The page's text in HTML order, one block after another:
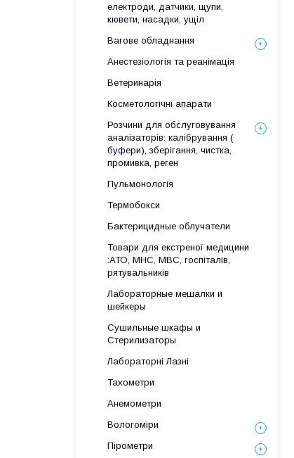
електроди, датчики, щупи,
кювети, насадки, ущіл
Вагове обладнання
Анестезіологія та реанімація
Ветеринарія
Косметологічні апарати
Розчини для обслуговування
аналізаторів: калібрування (
буфери), зберігання, чистка,
промивка, реген
Пульмонологія
Термобокси
Бактерицидные облучатели
Товари для екстреної медицини
:АТО, МНС, МВС, госпіталів,
рятувальників
Лабораторные мешалки и
шейкеры
Сушильные шкафы и
Стерилизаторы
Лабораторні Лазні
Тахометри
Анемометри
Вологоміри
Пірометри